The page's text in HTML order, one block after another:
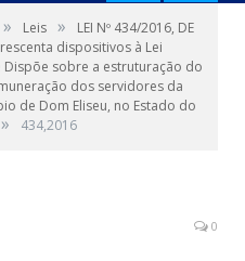
» Leis »
LEI Nº 434/2016, DE
dispositivos à Lei
Dispõe sobre a estruturação do
dos servidores da
de Dom Eliseu, no Estado do
» 434,2016
0